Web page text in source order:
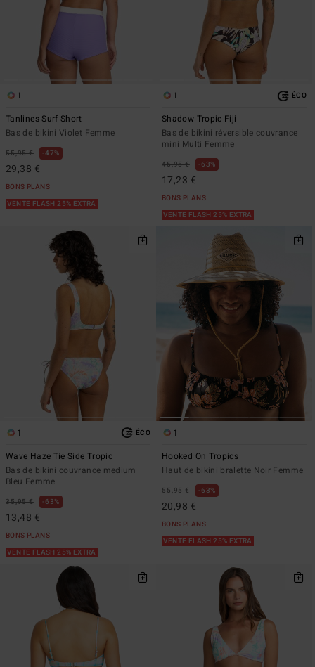
1
Tanlines Surf Short
Bas de bikini Violet Femme
55,95 € 47%
29,38 €
BONS PLANS
VENTE FLASH 25% EXTRA
1 ÉCO
Shadow Tropic Fiji
Bas de bikini réversible couvrance
mini Multi Femme
45,95 € 63%
17,23 €
BONS PLANS
VENTE FLASH 25% EXTRA
1 ÉCO
Wave Haze Tie Side Tropic
Bas de bikini couvrance medium
Bleu Femme
35,95 € 63%
13,48 €
BONS PLANS
VENTE FLASH 25% EXTRA
1
Hooked On Tropics
Haut de bikini bralette Noir Femme
55,95 € 63%
20,98 €
BONS PLANS
VENTE FLASH 25% EXTRA